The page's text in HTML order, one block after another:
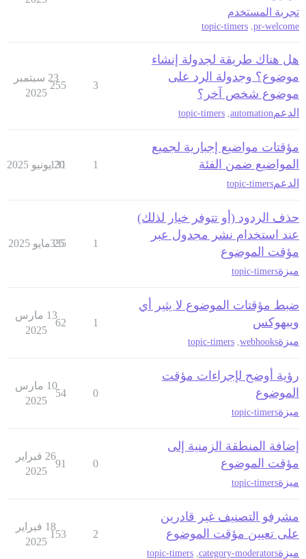
تجربة المستخدم
pr-welcome
,
topic-timers
هل هناك طريقة لجدولة إنشاء
موضوع؟ وجدولة الرد على
موضوع شخص آخر؟
الدعم automation
topic-timers
3
255
23 سبتمبر
2025
مؤقتات مواضيع إجبارية لجميع
المواضيع ضمن الفئة
الدعمtopic-timers
1
131
20 يونيو 2025
حذف الردود (أو تتوفر خيار لذلك)
عند استخدام نشر مجدول عبر
مؤقت الموضوع
ميزةtopic-timers
1
335
25 مايو 2025
ضبط مؤقتات الموضوع لا يثير أي
ويبهوكس
ميزةwebhooks
topic-timers
1
62
13 مارس
2025
رؤية أوضح لإجراءات مؤقت
الموضوع
ميزةtopic-timers
0
54
10 مارس
2025
إضافة المنطقة الزمنية إلى
مؤقت الموضوع
ميزةtopic-timers
0
91
26 فبراير
2025
مشرفو التصنيف غير قادرين
على تعيين مؤقت الموضوع
ميزةcategory-moderators
topic-timers
2
153
18 فبراير
2025